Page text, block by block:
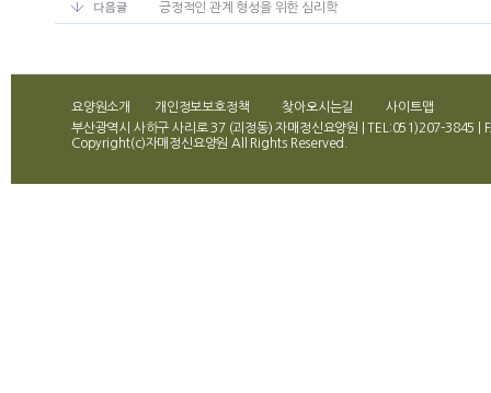
긍정적인 관계 형성을 위한 심리학
요양원소개 개인정보보호정책 찾아오시는길
사이트맵
부산광역시 사하구 사리로 37 (괴정동) 자매정신요양원 | TEL:051)207-3845
Copyright(c)자매정신요양원 All Rights Reserved.